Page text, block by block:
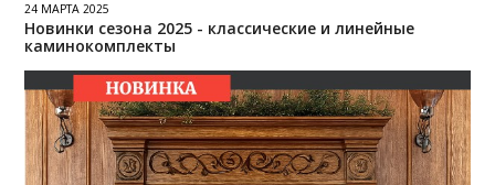
24 МАРТА 2025
Новинки сезона 2025 - классические и линейные
каминокомплекты